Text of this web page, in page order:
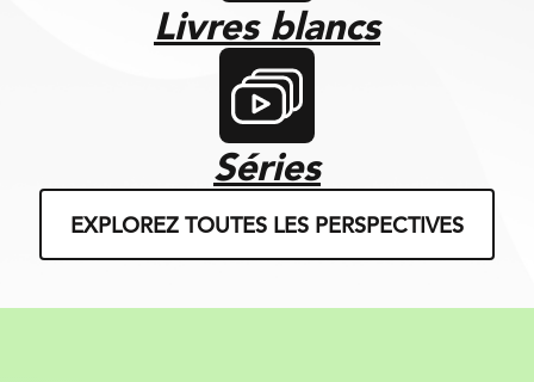
Livres blancs
Séries
EXPLOREZ TOUTES LES PERSPECTIVES